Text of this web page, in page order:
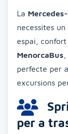
La
necessites un
espai,
MenorcaBus
perfecte per
excursions
per a